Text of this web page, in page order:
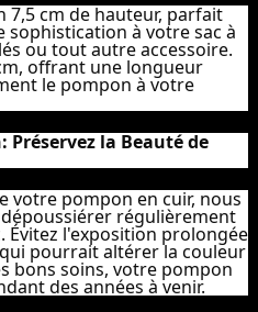
7,5 cm de hauteur, parfait
à votre sac à
ou tout autre accessoire.
offrant une longueur
le pompon à votre
la Beauté de
votre pompon en cuir, nous
régulièrement
Évitez l'exposition prolongée
pourrait altérer la couleur
bons soins, votre pompon
des années à venir.